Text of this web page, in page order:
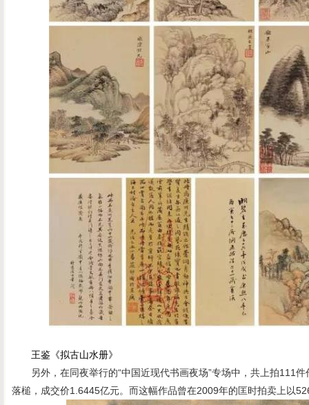
王鉴《拟古山水册》
另外，在同夜举行的“中国近现代书画夜场”专场中，共上拍111件
落槌，成交价1.6445亿元。而这幅作品曾在2009年的匡时拍卖上以